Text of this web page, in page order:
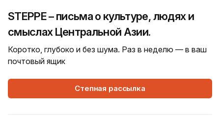
STEPPE – письма о культуре, людях и
смыслах Центральной Азии.
Коротко, глубоко и без шума. Раз в неделю — в ваш
почтовый ящик
Степная рассылка